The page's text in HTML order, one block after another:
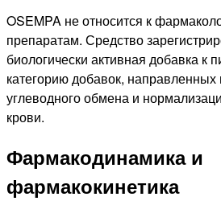
OSEMPA не относится к
препаратам. Средство
биологически активная добавка к
категорию добавок,
углеводного обмена и
крови.
Фармакодинамика и
фармакокинетика